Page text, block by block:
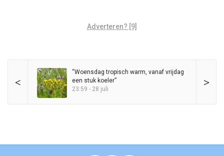
Adverteren? [9]
< >
“Woensdag tropisch warm, vanaf vrijdag
een stuk koeler”
23:59 - 28 juli